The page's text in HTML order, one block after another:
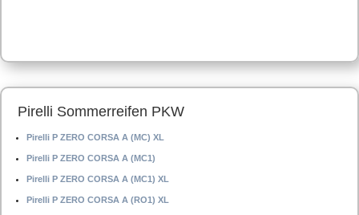
Pirelli Sommerreifen PKW
Pirelli P ZERO CORSA A (MC) XL
Pirelli P ZERO CORSA A (MC1)
Pirelli P ZERO CORSA A (MC1) XL
Pirelli P ZERO CORSA A (RO1) XL